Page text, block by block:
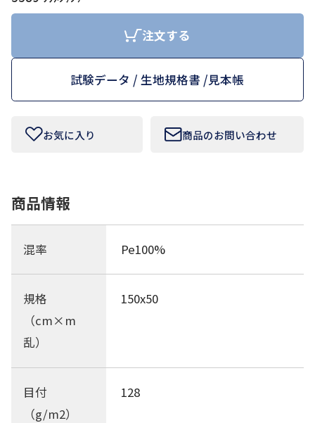
よくあるご質問
会社概要
コーポレートサイト
注文する
試験データ / 生地規格書 /見本帳
お気に入り 商品のお問い合わせ
商品情報
混率 Pe100%
規格
（cm×m
乱）
150x50
目付
（g/m2）
128